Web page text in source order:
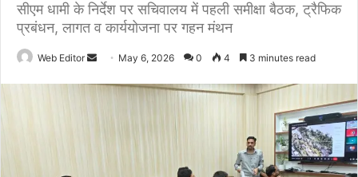
सीएम धामी के निर्देश पर सचिवालय में पहली समीक्षा बैठक, ट्रैफिक
प्रबंधन, लागत व कार्ययोजना पर गहन मंथन
Web Editor
n
May 6, 2026 0 4 3 minutes read